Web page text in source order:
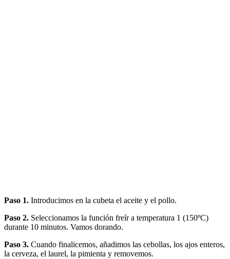
Paso 1. Introducimos en la cubeta el aceite y el pollo.
Paso 2. Seleccionamos la función freír a temperatura 1 (150ºC)
durante 10 minutos. Vamos dorando.
Paso 3. Cuando finalicemos, añadimos las cebollas, los ajos enteros,
la cerveza, el laurel, la pimienta y removemos.